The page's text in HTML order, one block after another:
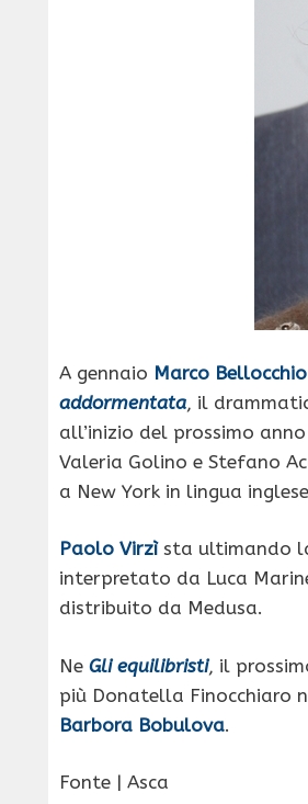
A gennaio Marco Bellocchio
addormentata, il
all’inizio del prossimo anno
Valeria Golino e Stefano
a New York in lingua
Paolo Virzìsta ultimando
interpretato da Luca
distribuito da Medusa.
Ne Gli equilibristi, il
più Donatella Finocchiaro
Barbora Bobulova.
Fonte | Asca